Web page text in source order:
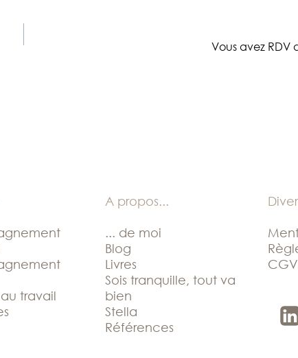
Vous avez RDV
travail
A propos...
... de moi
Blog
Livres
Sois tranquille, tout va
bien
Stella
Références
CGV